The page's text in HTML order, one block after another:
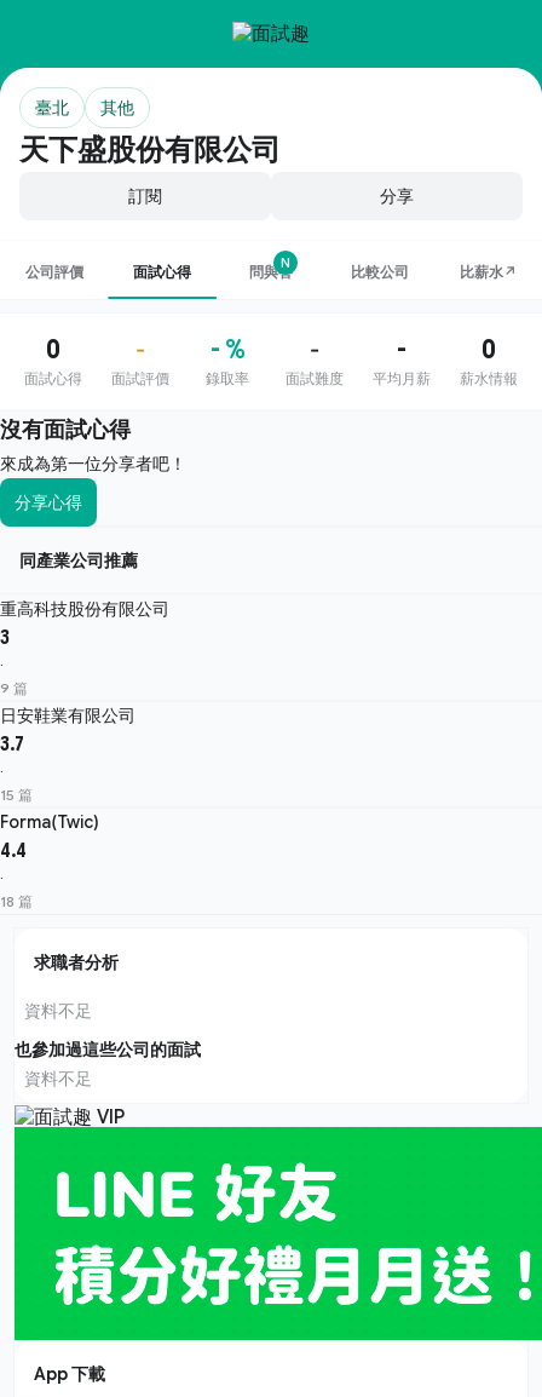
天下盛股份有限公司
臺北 其他
訂閱 分享
公司評價 面試心得 問與答
N
比較公司 比薪水↗
0
面試心得
-
面試評價
- %
錄取率
-
面試難度
-
平均月薪
0
薪水情報
沒有面試心得
來成為第一位分享者吧！
分享心得
同產業公司推薦
重高科技股份有限公司
3
·
9 篇
日安鞋業有限公司
3.7
·
15 篇
Forma(Twic)
4.4
·
18 篇
求職者分析
資料不足
也參加過這些公司的面試
資料不足
App 下載